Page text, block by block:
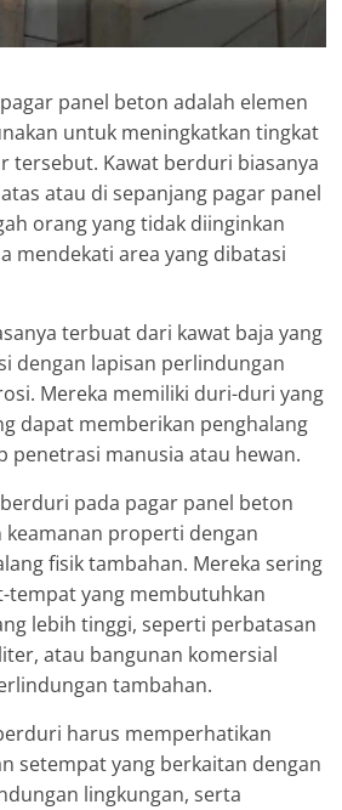
panel beton adalah elemen
untuk meningkatkan tingkat
tersebut. Kawat berduri biasanya
atau di sepanjang pagar panel
orang yang tidak diinginkan
mendekati area yang dibatasi
terbuat dari kawat baja yang
dengan lapisan perlindungan
Mereka memiliki duri-duri yang
dapat memberikan penghalang
penetrasi manusia atau hewan.
pada pagar panel beton
properti dengan
fisik tambahan. Mereka sering
tempat yang membutuhkan
lebih tinggi, seperti perbatasan
atau bangunan komersial
tambahan.
harus memperhatikan
setempat yang berkaitan dengan
lingkungan, serta